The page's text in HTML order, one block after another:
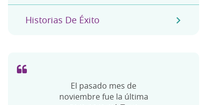
Historias De Éxito
El pasado mes de
noviembre fue la última
Gracias por hacerme